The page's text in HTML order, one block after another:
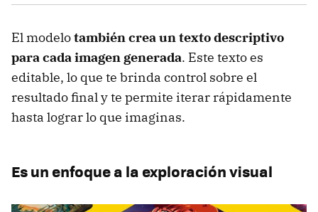
El modelotambién crea un texto descriptivo
para cada imagen generada. Este texto es
editable, lo que te brinda control sobre el
resultado final y te permite iterar rápidamente
hasta lograr lo que imaginas.
Es un enfoque a la exploración visual